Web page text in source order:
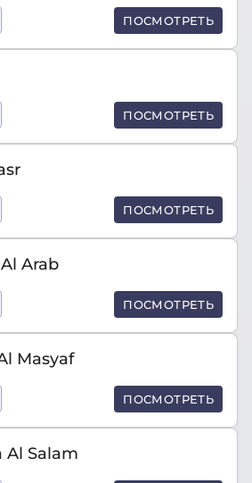
ПОСМОТРЕТЬ
ПОСМОТРЕТЬ
ПОСМОТРЕТЬ
Arab
ПОСМОТРЕТЬ
Masyaf
ПОСМОТРЕТЬ
Al Salam